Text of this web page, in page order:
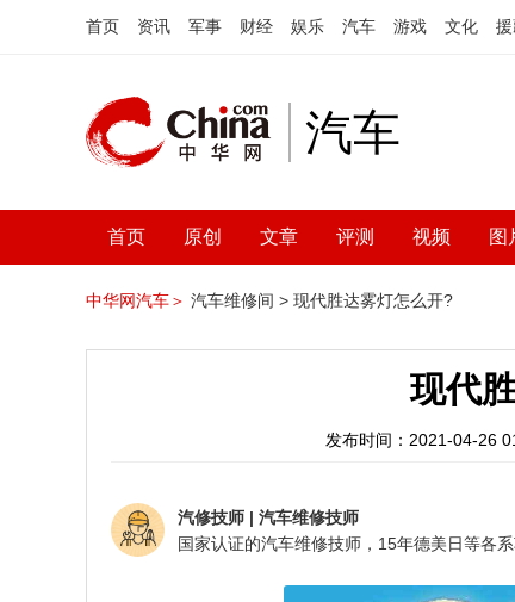
首页 资讯 军事 财经 娱乐 汽车 游戏 文化
汽车
首页 原创 文章 评测 视频 图
中华网汽车＞ 汽车维修间 > 现代胜达雾灯怎么开?
现代
发布时间：2021-04-26
汽修技师 | 汽车维修技师